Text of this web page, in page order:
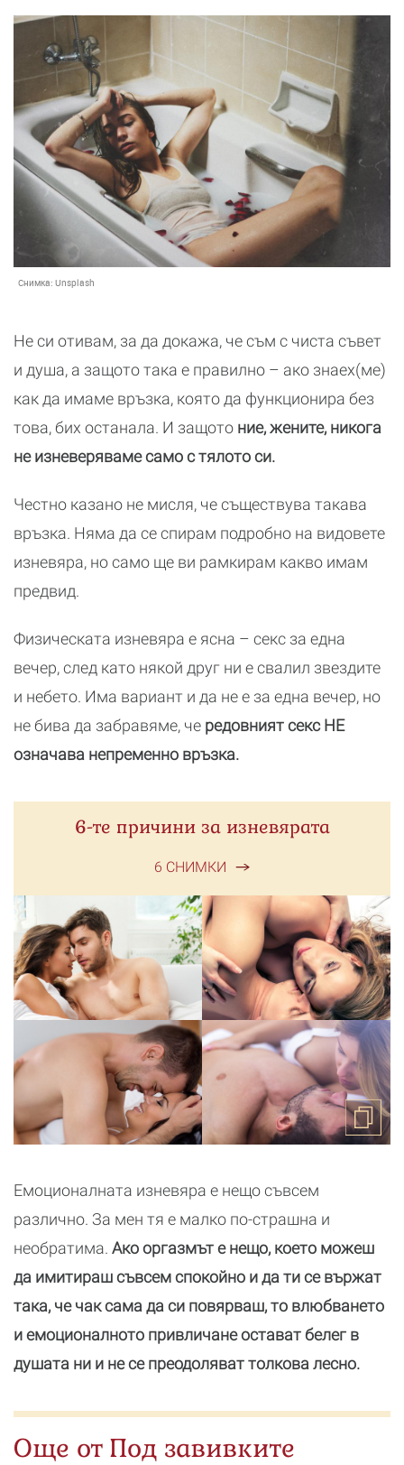
Снимка: Unsplash
Не си отивам, за да докажа, че съм с чиста съвет
и душа, а защото така е правилно – ако знаех(ме)
как да имаме връзка, която да функционира без
това, бих останала. И защото ние, жените, никога
не изневеряваме само с тялото си.
Честно казано не мисля, че съществува такава
връзка. Няма да се спирам подробно на видовете
изневяра, но само ще ви рамкирам какво имам
предвид.
Физическата изневяра е ясна – секс за една
вечер, след като някой друг ни е свалил звездите
и небето. Има вариант и да не е за една вечер, но
не бива да забравяме, че редовният секс НЕ
означава непременно връзка.
6-те причини за изневярата
6 СНИМКИ
Емоционалната изневяра е нещо съвсем
различно. За мен тя е малко по-страшна и
необратима. Ако оргазмът е нещо, което можеш
да имитираш съвсем спокойно и да ти се вържат
така, че чак сама да си повярваш, то влюбването
и емоционалното привличане остават белег в
душата ни и не се преодоляват толкова лесно.
Още от Под завивките